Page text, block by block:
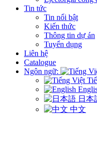
Tin tức
Tin nổi bật
Kiến thức
Thông tin dự án
Tuyển dụng
Liên hệ
Catalogue
Ngôn ngữ:
日本
中文